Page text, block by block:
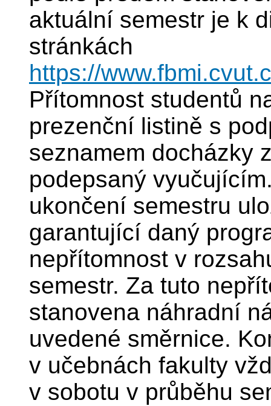
aktuální semestr je k
stránkách
https://
Přítomnost studentů
prezenční listině s
seznamem docházky
podepsaný
ukončení semestru
garantující daný
nepřítomnost v
semestr. Za tuto
stanovena náhradní
uvedené směrnice.
v učebnách fakulty
v sobotu v průběhu